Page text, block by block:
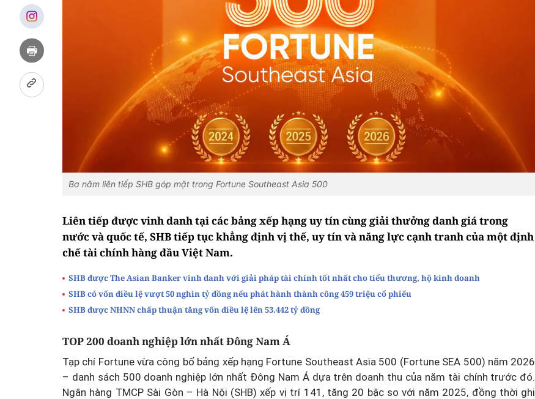
Ba năm liên tiếp SHB góp mặt trong Fortune Southeast Asia 500
Liên tiếp được vinh danh tại các bảng xếp hạng uy tín cùng giải thưởng danh giá trong
nước và quốc tế, SHB tiếp tục khẳng định vị thế, uy tín và năng lực cạnh tranh của một định
chế tài chính hàng đầu Việt Nam.
SHB được The Asian Banker vinh danh với giải pháp tài chính tốt nhất cho tiểu thương, hộ kinh doanh
SHB có vốn điều lệ vượt 50 nghìn tỷ đồng nếu phát hành thành công 459 triệu cổ phiếu
SHB được NHNN chấp thuận tăng vốn điều lệ lên 53.442 tỷ đồng
TOP 200 doanh nghiệp lớn nhất Đông Nam Á
Tạp chí Fortune vừa công bố bảng xếp hạng Fortune Southeast Asia 500 (Fortune SEA 500) năm 2026
– danh sách 500 doanh nghiệp lớn nhất Đông Nam Á dựa trên doanh thu của năm tài chính trước đó.
Ngân hàng TMCP Sài Gòn – Hà Nội (SHB) xếp vị trí 141, tăng 20 bậc so với năm 2025, đồng thời ghi